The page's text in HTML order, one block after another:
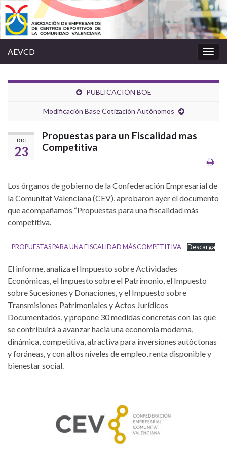
la
AEVCD
PUBLICACIÓN BOE
Modificación Base Cotización Autónomos
DIC
23
Propuestas para un Fiscalidad mas
Competitiva
Los órganos de gobierno de la Confederación Empresarial de
la Comunitat Valenciana (CEV), aprobaron ayer el documento
que acompañamos “Propuestas para una fiscalidad más
competitiva.
PROPUESTAS PARA UNA FISCALIDAD MÁS COMPETITIVA Descarga
El informe, analiza el Impuesto sobre Actividades
Económicas, el Impuesto sobre el Patrimonio, el Impuesto
sobre Sucesiones y Donaciones, y el Impuesto sobre
Transmisiones Patrimoniales y Actos Jurídicos
Documentados, y propone 30 medidas concretas con las que
se contribuirá a avanzar hacia una economía moderna,
dinámica, competitiva, atractiva para inversiones autóctonas
y foráneas, y con altos niveles de empleo, renta disponible y
bienestar social.